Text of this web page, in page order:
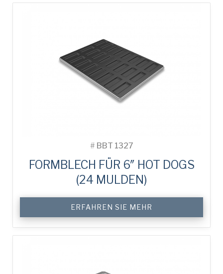
# BBT 1327
FORMBLECH FÜR 6″ HOT DOGS
(24 MULDEN)
ERFAHREN SIE MEHR